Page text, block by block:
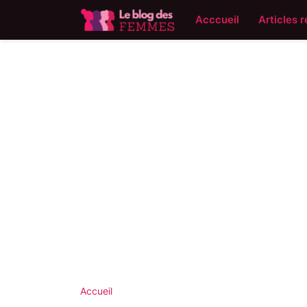
Acccueil Articles
Accueil